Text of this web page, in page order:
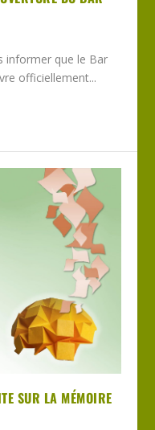
informer que le Bar
officiellement...
SUR LA MÉMOIRE